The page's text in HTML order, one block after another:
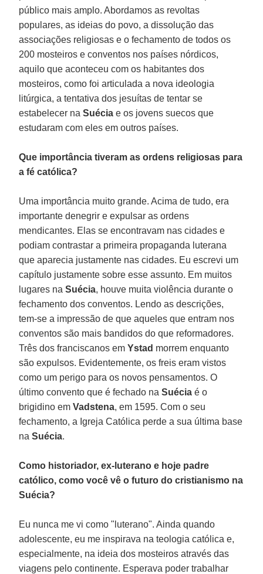
público mais amplo. Abordamos as revoltas
populares, as ideias do povo, a dissolução das
associações religiosas e o fechamento de todos os
200 mosteiros e conventos nos países nórdicos,
aquilo que aconteceu com os habitantes dos
mosteiros, como foi articulada a nova ideologia
litúrgica, a tentativa dos jesuítas de tentar se
estabelecer naSuécia e os jovens suecos que
estudaram com eles em outros países.
Que importância tiveram as ordens religiosas para
a fé católica?
Uma importância muito grande. Acima de tudo, era
importante denegrir e expulsar as ordens
mendicantes. Elas se encontravam nas cidades e
podiam contrastar a primeira propaganda luterana
que aparecia justamente nas cidades. Eu escrevi um
capítulo justamente sobre esse assunto. Em muitos
lugares naSuécia, houve muita violência durante o
fechamento dos conventos. Lendo as descrições,
tem-se a impressão de que aqueles que entram nos
conventos são mais bandidos do que reformadores.
Três dos franciscanos emYstad morrem enquanto
são expulsos. Evidentemente, os freis eram vistos
como um perigo para os novos pensamentos. O
último convento que é fechado naSuécia é o
brigidino emVadstena, em 1595. Com o seu
fechamento, a Igreja Católica perde a sua última base
naSuécia.
Como historiador, ex-luterano e hoje padre
católico, como você vê o futuro do cristianismo na
Suécia?
Eu nunca me vi como "luterano". Ainda quando
adolescente, eu me inspirava na teologia católica e,
especialmente, na ideia dos mosteiros através das
viagens pelo continente. Esperava poder trabalhar